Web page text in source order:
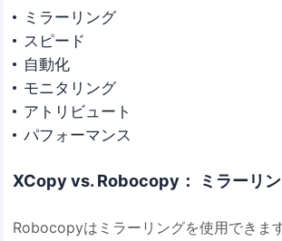
ミラーリング
スピード
自動化
モニタリング
アトリビュート
パフォーマンス
XCopy vs. Robocopy： ミラーリ
Robocopyはミラーリングを使用できま